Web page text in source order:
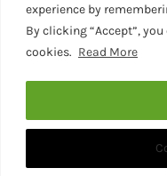
experience by
By clicking “Accept”,
cookies. Read More
Canale YouTube
© 2020 - 2026 •